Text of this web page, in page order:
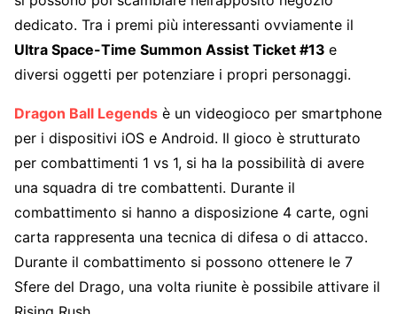
dedicato. Tra i premi più interessanti ovviamente il
Ultra Space-Time Summon Assist Ticket #13 e
diversi oggetti per potenziare i propri personaggi.
Dragon Ball Legends è un videogioco per smartphone
per i dispositivi iOS e Android. Il gioco è strutturato
per combattimenti 1 vs 1, si ha la possibilità di avere
una squadra di tre combattenti. Durante il
combattimento si hanno a disposizione 4 carte, ogni
carta rappresenta una tecnica di difesa o di attacco.
Durante il combattimento si possono ottenere le 7
Sfere del Drago, una volta riunite è possibile attivare il